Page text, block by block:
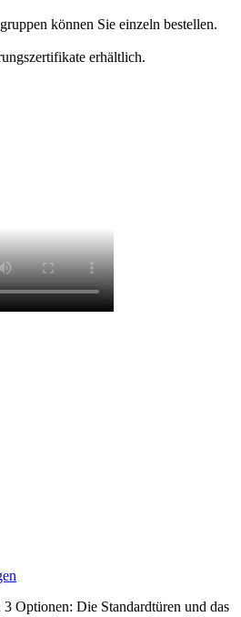
können Sie einzeln bestellen.
erhältlich.
Optionen: Die Standardtüren und das